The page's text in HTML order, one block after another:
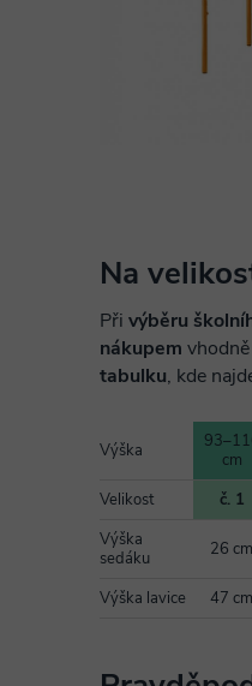
Na
Při výběru
nákupem vhodně
tabulku, kde
Výška
cm
Velikost
č. 1
Výška
sedáku
26 cm
Výška lavice 47 cm